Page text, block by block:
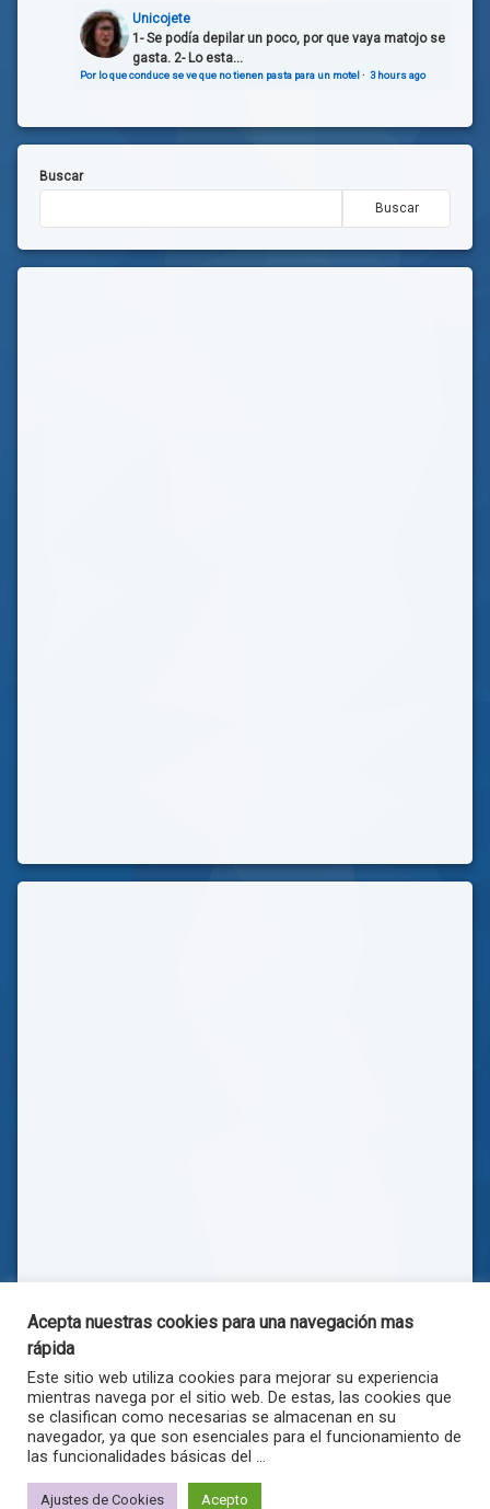
Unicojete
1- Se podía depilar un poco, por que vaya matojo se
gasta. 2- Lo esta...
Por lo que conduce se ve que no tienen pasta para un motel· 3 hours ago
Buscar
Buscar
© . Todos los derechos reservados.
Acepta nuestras cookies para una navegación mas
rápida
Este sitio web utiliza cookies para mejorar su experiencia
mientras navega por el sitio web. De estas, las cookies que
se clasifican como necesarias se almacenan en su
navegador, ya que son esenciales para el funcionamiento de
las funcionalidades básicas del ...
Ajustes de Cookies Acepto